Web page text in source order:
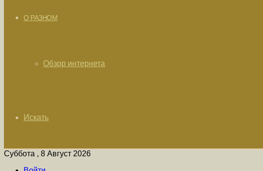
О РАЗНОМ
Обзор интернета
Искать
Суббота , 8 Август 2026